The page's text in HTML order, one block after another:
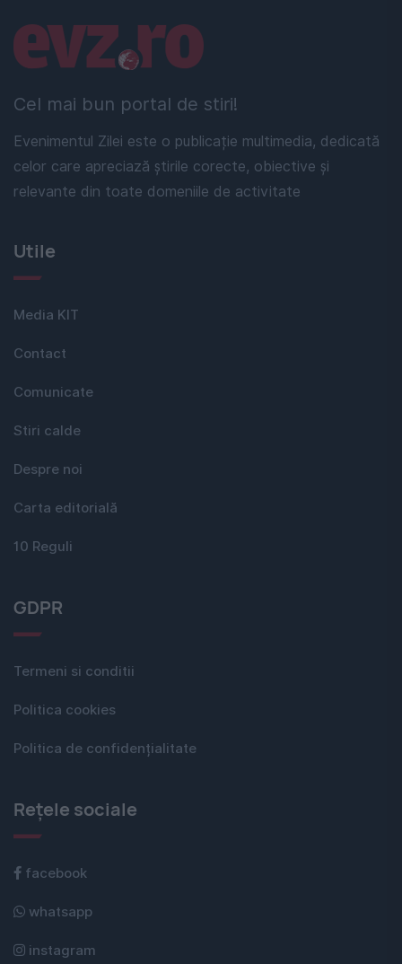
Cel mai bun portal de stiri!
Evenimentul Zilei este o publicație multimedia, dedicată
celor care apreciază știrile corecte, obiective și
relevante din toate domeniile de activitate
Linkuri utile
Utile
Media KIT
Contact
Comunicate
Stiri calde
Despre noi
Carta editorială
10 Reguli
GDPR
Termeni si conditii
Politica cookies
Politica de confidențialitate
Rețele sociale
facebook
whatsapp
instagram